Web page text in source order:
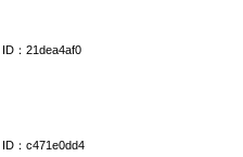
ID：21dea4af0
ID：c471e0dd4